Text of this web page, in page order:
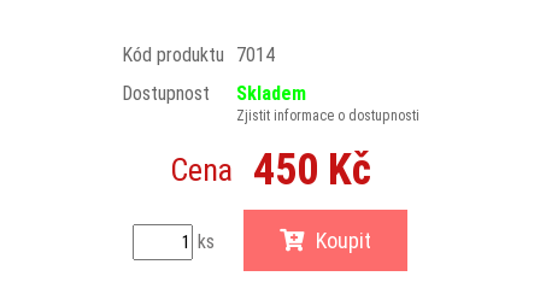
Kód produktu
7014
Dostupnost
Skladem
Zjistit informace o dostupnosti
Cena 450 Kč
ks Koupit